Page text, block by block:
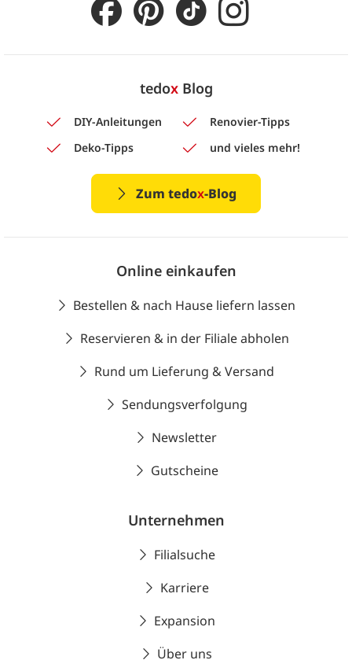
tedoxBlog
DIY-Anleitungen
Renovier-Tipps
Deko-Tipps
und vieles mehr!
Zum tedox-Blog
Online einkaufen
Bestellen & nach Hause liefern lassen
Reservieren & in der Filiale abholen
Rund um Lieferung & Versand
Sendungsverfolgung
Newsletter
Gutscheine
Unternehmen
Filialsuche
Karriere
Expansion
Über uns